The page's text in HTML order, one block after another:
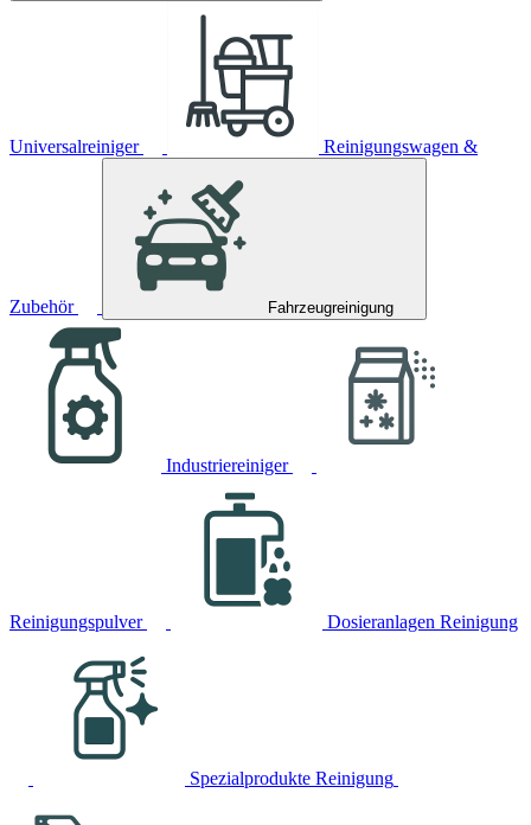
Universalreiniger Reinigungswagen &
Zubehör Fahrzeugreinigung
Industriereiniger
Reinigungspulver Dosieranlagen Reinigung
Spezialprodukte Reinigung